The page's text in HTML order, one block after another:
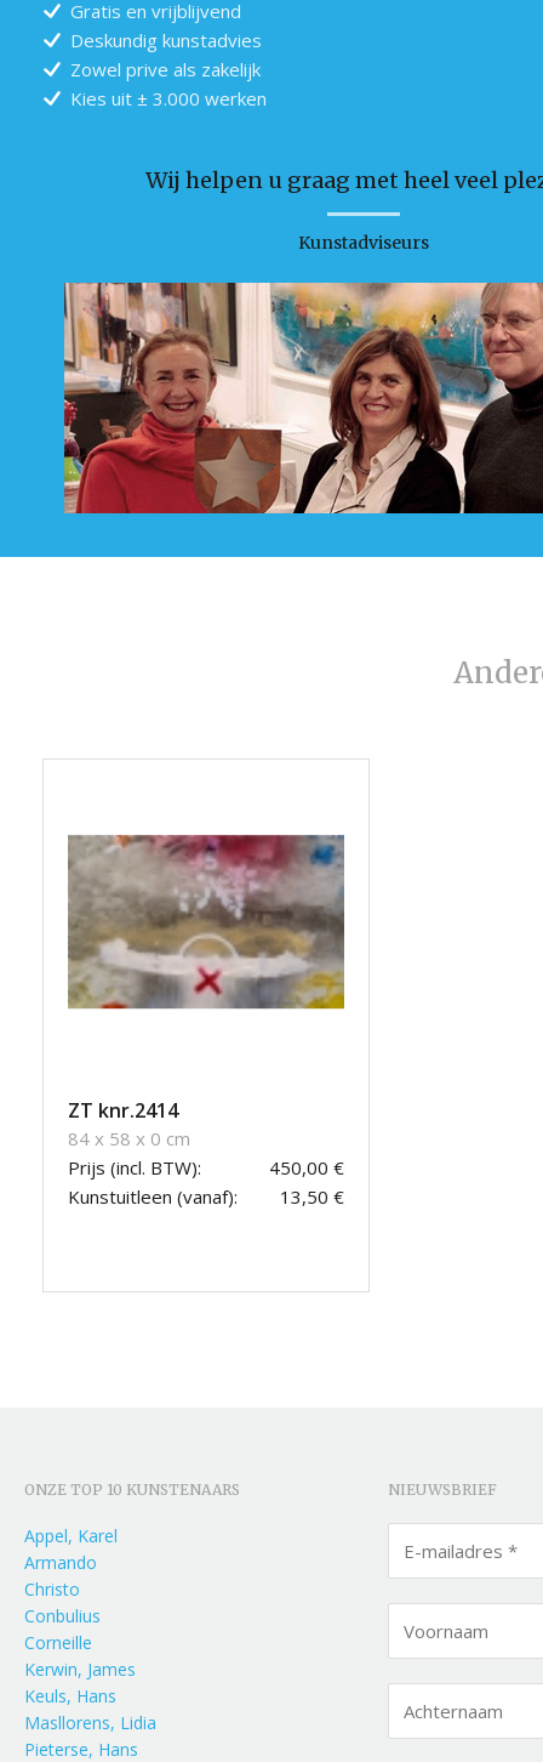
Gratis en vrijblijvend
Deskundig kunstadvies
Zowel prive als zakelijk
Kies uit ± 3.000 werken
Wij helpen u graag met heel veel
Kunstadviseurs
ZT knr.2414
84 x 58 x 0 cm
Prijs (incl. BTW):
450,00 €
Kunstuitleen (vanaf):
13,50 €
ONZE TOP 10 KUNSTENAARS
Appel, Karel
Armando
Christo
Conbulius
Corneille
Kerwin, James
Keuls, Hans
Masllorens, Lidia
Pieterse, Hans
NIEUWSBRIEF